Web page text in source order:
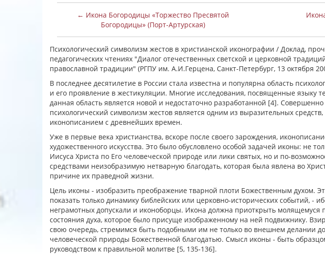
← Икона Богородицы «Торжество Пресвятой
Богородицы» (Порт-Артурская)
Психологический символизм жестов в христианской иконографии / Доклад,
педагогических чтениях "Диалог отечественных светской и церковной
православной традиции" (РГПУ им. А.И.Герцена, Санкт-Петербург, 13 октября
В последнее десятилетие в России стала известна и популярна область
и его проявление в жестикуляции. Многие исследования, посвященные языку
данная область является новой и недостаточно разработанной [4].
психологический символизм жестов является одним из выразительных
иконописанием с древнейших времен.
Уже в первые века христианства, вскоре после своего зарождения,
художественного искусства. Это было обусловлено особой задачей иконы: не
Иисуса Христа по Его человеческой природе или лики святых, но и по-
средствами неизобразимую нетварную благодать, которая была явлена во
причине их праведной жизни.
Цель иконы - изобразить преображение тварной плоти Божественным духом.
показать только динамику библейских или церковно-исторических событий, -
неграмотных допускали и иконоборцы. Икона должна приоткрыть молящемуся
состояния духа, которое было присуще изображенному на ней подвижнику.
свою очередь, стремимся быть подобными им не только во внешнем делании
человеческой природы Божественной благодатью. Смысл иконы - быть
руководством к правильной молитве [5, 135-136].